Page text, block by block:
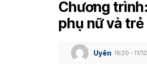
Chương
phụ nữ và trẻ
Uyên 16:20 - 11/